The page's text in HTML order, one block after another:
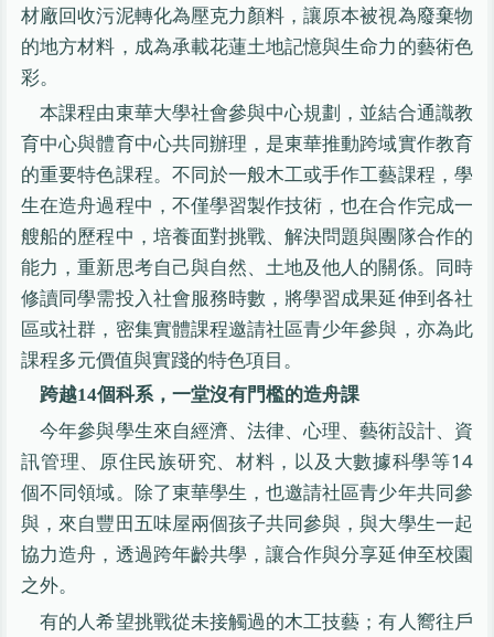
材廠回收污泥轉化為壓克力顏料，讓原本被視為廢棄物
的地方材料，成為承載花蓮土地記憶與生命力的藝術色
彩。
本課程由東華大學社會參與中心規劃，並結合通識教
育中心與體育中心共同辦理，是東華推動跨域實作教育
的重要特色課程。不同於一般木工或手作工藝課程，學
生在造舟過程中，不僅學習製作技術，也在合作完成一
艘船的歷程中，培養面對挑戰、解決問題與團隊合作的
能力，重新思考自己與自然、土地及他人的關係。同時
修讀同學需投入社會服務時數，將學習成果延伸到各社
區或社群，密集實體課程邀請社區青少年參與，亦為此
課程多元價值與實踐的特色項目。
跨越14個科系，一堂沒有門檻的造舟課
今年參與學生來自經濟、法律、心理、藝術設計、資
訊管理、原住民族研究、材料，以及大數據科學等14
個不同領域。除了東華學生，也邀請社區青少年共同參
與，來自豐田五味屋兩個孩子共同參與，與大學生一起
協力造舟，透過跨年齡共學，讓合作與分享延伸至校園
之外。
有的人希望挑戰從未接觸過的木工技藝；有人嚮往戶